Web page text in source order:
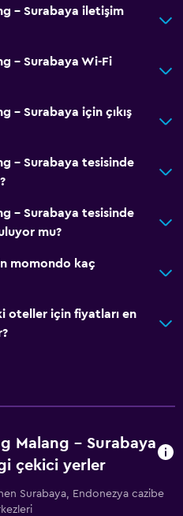
- Surabaya iletişim
- Surabaya Wi-Fi
- Surabaya için çıkış
- Surabaya tesisinde
- Surabaya tesisinde
mu?
momondo kaç
oteller için fiyatları en
Malang - Surabaya
çekici yerler
Surabaya, Endonezya cazibe